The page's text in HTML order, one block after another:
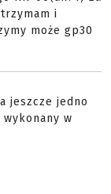
i
może gp30
jeszcze jedno
w